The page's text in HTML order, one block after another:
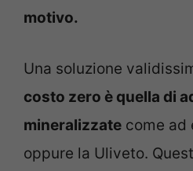
motivo.
Una soluzione
costo zero è quella di
mineralizzate come ad
oppure la Uliveto.